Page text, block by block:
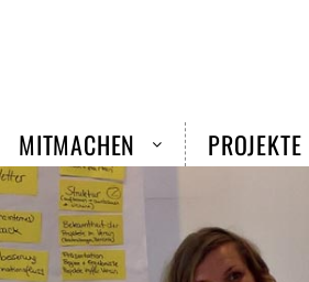
MITMACHEN PROJEKTE